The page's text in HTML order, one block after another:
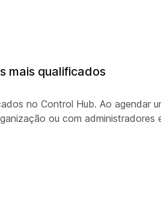
mais qualificados
no Control Hub. Ao agendar
ou com administradores